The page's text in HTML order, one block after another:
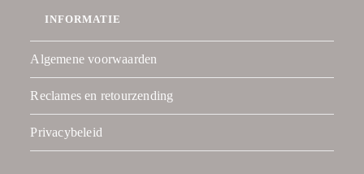
INFORMATIE
Algemene voorwaarden
Reclames en retourzending
Privacybeleid